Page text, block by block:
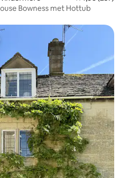
Boathouse Bowness met Hottub